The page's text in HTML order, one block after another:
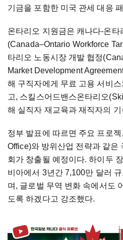
기금을 포함한 미국 관세 대응
온타리오 지원금은 캐나다-온타
(Canada–Ontario Workforce
타리오 노동시장 개발 협정
Market Development
해 구직자에게 무료 고용 서비
고, 스킬스어드밴스온타리오
해 실직자 재교육과 재직자의
정부 발표에 따르면 주요 프로
Office)와 방위산업 전략과 같은
회가 창출될 예정이다. 하이두
비아에서 3년간 7,100만 달러
며, 글로벌 무역 변화 속에서도
도록 하겠다고 강조했다.